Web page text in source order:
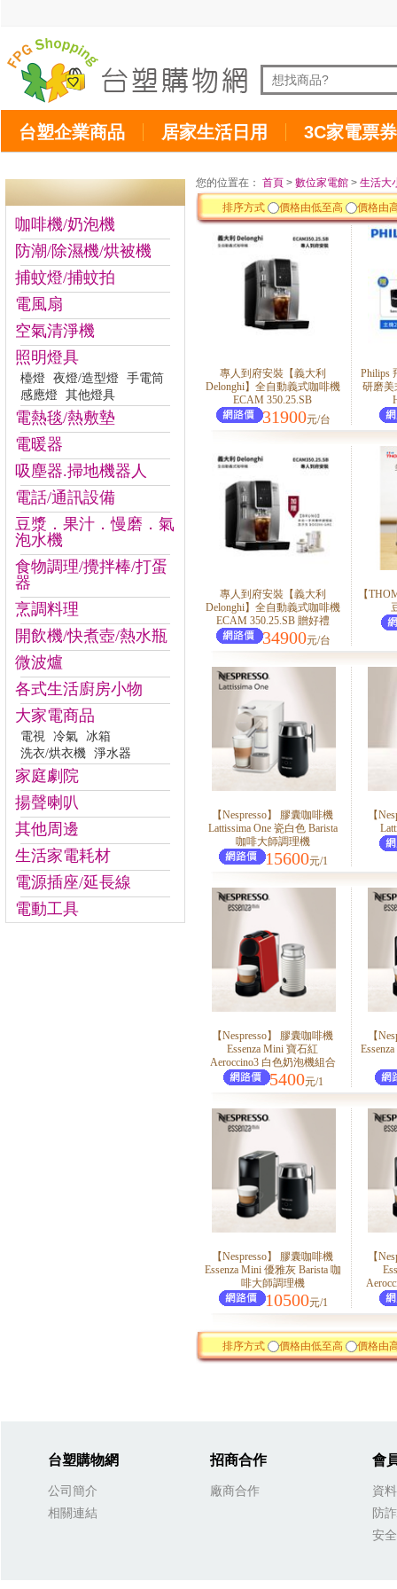
台塑企業商品 居家生活日用 3C家電票券
咖啡機/奶泡機
防潮/除濕機/烘被機
捕蚊燈/捕蚊拍
電風扇
空氣清淨機
照明燈具
檯燈 夜燈/造型燈 手電筒
感應燈 其他燈具
電熱毯/熱敷墊
電暖器
吸塵器.掃地機器人
電話/通訊設備
豆漿．果汁．慢磨．氣
泡水機
食物調理/攪拌棒/打蛋
器
烹調料理
開飲機/快煮壺/熱水瓶
微波爐
各式生活廚房小物
大家電商品
電視 冷氣 冰箱
洗衣/烘衣機 淨水器
家庭劇院
揚聲喇叭
其他周邊
生活家電耗材
電源插座/延長線
電動工具
您的位置在： 首頁 > 數位家電館 > 生活大
排序方式
價格由低至高 價格由
專人到府安裝【義大利
Delonghi】全自動義式咖啡機
ECAM 350.25.SB
31900元/台
Philips
研磨美
專人到府安裝【義大利
Delonghi】全自動義式咖啡機
ECAM 350.25.SB 贈好禮
34900元/台
【
【Nespresso】 膠囊咖啡機
Lattissima One 瓷白色 Barista
咖啡大師調理機
15600元/1
【
【Nespresso】 膠囊咖啡機
Essenza Mini 寶石紅
Aeroccino3 白色奶泡機組合
5400元/1
【
【Nespresso】 膠囊咖啡機
Essenza Mini 優雅灰 Barista 咖
啡大師調理機
10500元/1
【
排序方式 價格由低至高 價格由
台塑購物網
公司簡介
相關連結
招商合作
廠商合作
會
資
防
安